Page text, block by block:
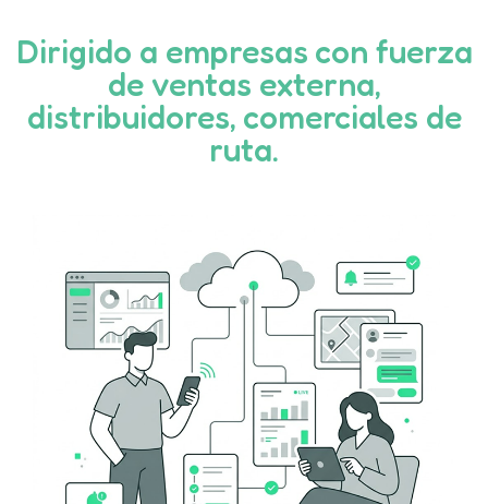
Dirigido a empresas con fuerza
de ventas externa,
distribuidores, comerciales de
ruta.